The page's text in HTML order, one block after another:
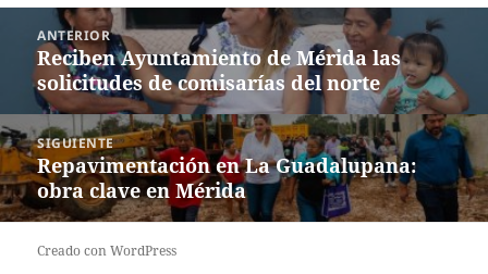
Navegación
entradas
ANTERIOR
Entrada
anterior:
Reciben Ayuntamiento de Mérida las
solicitudes de comisarías del norte
SIGUIENTE
Siguiente
entrada:
Repavimentación en La Guadalupana:
obra clave en Mérida
Creado con WordPress